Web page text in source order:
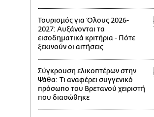
Τουρισμός για Όλους 2026-
2027: Αυξάνονται τα
εισοδηματικά κριτήρια - Πότε
ξεκινούν οι αιτήσεις
Σύγκρουση ελικοπτέρων στην
Ψάθα: Τι αναφέρει συγγενικό
πρόσωπο του Βρετανού χειριστή
που διασώθηκε